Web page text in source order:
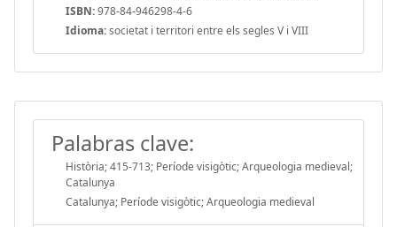
ISBN:978-84-946298-4-6
Idioma:societat i territori entre els segles V i VIII
Palabras clave:
Història; 415-713; Període visigòtic; Arqueologia medieval;
Catalunya
Catalunya; Període visigòtic; Arqueologia medieval